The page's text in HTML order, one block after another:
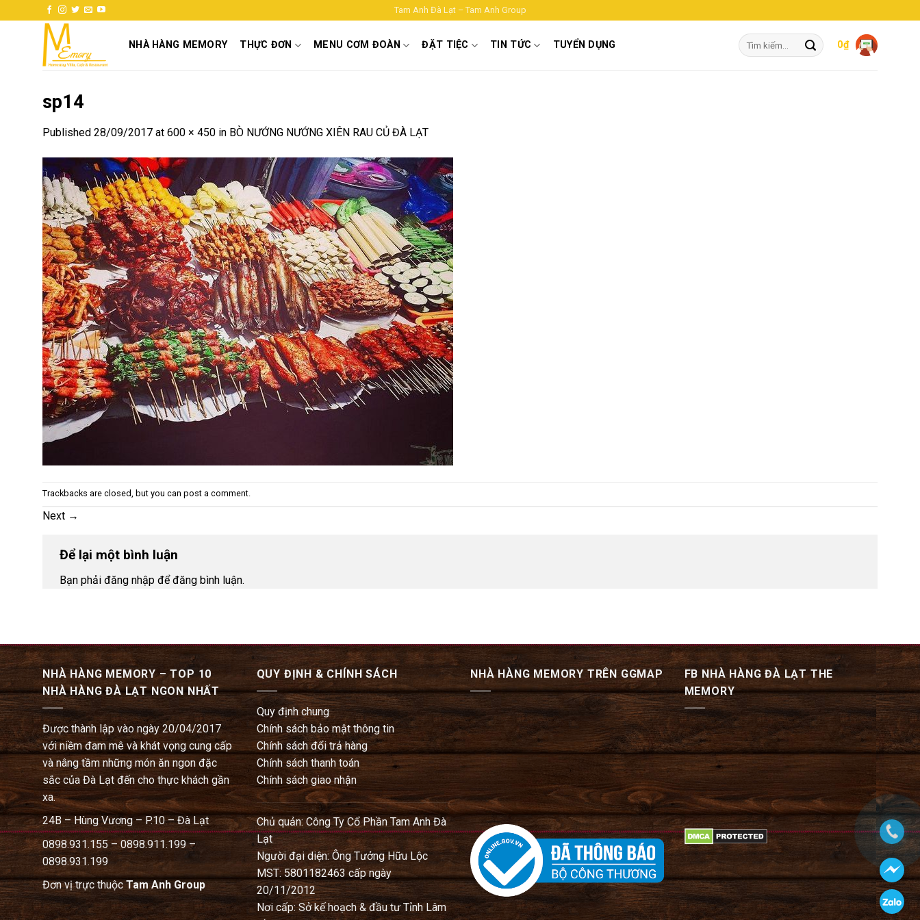
to
Tam Anh Đà Lạt – Tam Anh Group
NHÀ HÀNG MEMORY THỰC ĐƠN MENU CƠM ĐOÀN ĐẶT TIỆC TIN TỨC TUYỂN DỤNG
Tìm
kiếm:
0₫
sp14
Published 28/09/2017 at 600 × 450 in BÒ NƯỚNG NƯỚNG XIÊN RAU CỦ ĐÀ LẠT
Trackbacks are closed, but you can post a comment
Next →
Để lại một bình luận
Bạn phải đăng nhập để đăng bình luận.
NHÀ HÀNG MEMORY – TOP 10
NHÀ HÀNG ĐÀ LẠT NGON NHẤT
Được thành lập vào ngày 20/04/2017
với niềm đam mê và khát vọng cung cấp
và nâng tầm những món ăn ngon đặc
sắc của Đà Lạt đến cho thực khách gần
xa.
24B – Hùng Vương – P.10 – Đà Lạt
0898.931.155 – 0898.911.199 –
0898.931.199
Đơn vị trực thuộcTam Anh Group
QUY ĐỊNH & CHÍNH SÁCH
Quy định chung
Chính sách bảo mật thông tin
Chính sách đổi trả hàng
Chính sách thanh toán
Chính sách giao nhận
Chủ quản: Công Ty Cổ Phần Tam Anh Đà
Lạt
Người đại diện: Ông Tưởng Hữu Lộc
MST: 5801182463 cấp ngày
20/11/2012
Nơi cấp: Sở kế hoạch & đầu tư Tỉnh Lâm
NHÀ HÀNG MEMORY TRÊN GGMAP
FB NHÀ HÀNG ĐÀ LẠT THE
MEMORY